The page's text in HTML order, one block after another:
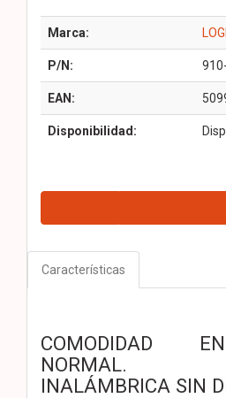
Marca:
P/N:
EAN:
Disponibilidad:
Características
COMODIDAD
NORMAL.
INALÁMBRICA SIN